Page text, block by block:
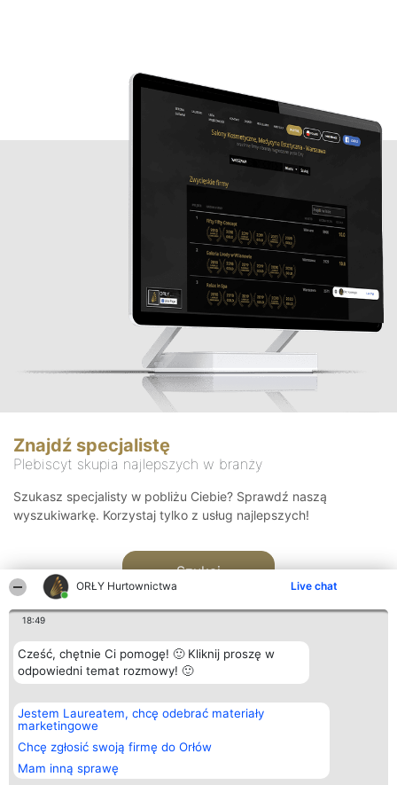
ORŁY Hurtownictwa Live chat
18:49
Cześć, chętnie Ci pomogę! 🙂 Kliknij proszę w
odpowiedni temat rozmowy! 🙂
Jestem Laureatem, chcę odebrać materiały
marketingowe
Chcę zgłosić swoją firmę do Orłów
Mam inną sprawę
Znajdź specjalistę
Plebiscyt skupia najlepszych w branży
Szukasz specjalisty w pobliżu Ciebie? Sprawdź naszą
wyszukiwarkę. Korzystaj tylko z usług najlepszych!
Szukaj
Organizator plebiscytu
Bright Side Solutions sp. z o.
o. sp. k.
ul. Ruska 22
Wrocław 50-079
KRS 0000749100 | Regon
381313360 | NIP 8943132676
Plebiscyt
Laureaci
wszystkich
Laureatów
Regulamin
Kontakt
Kontakt